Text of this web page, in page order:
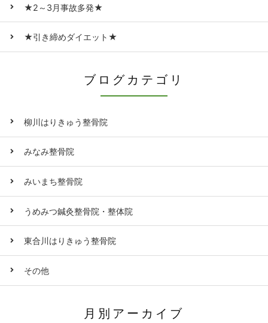
★2～3月事故多発★
★引き締めダイエット★
ブログカテゴリ
柳川はりきゅう整骨院
みなみ整骨院
みいまち整骨院
うめみつ鍼灸整骨院・整体院
東合川はりきゅう整骨院
その他
月別アーカイブ